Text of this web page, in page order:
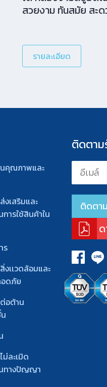
สวยงาม ทันสมัย สะ
ใช้ได้งานได้หลากหล
บรรจุถึง 600 ml สา
รายละเอียด
คุณภาพและ
งเสริมและ
ารใช้สินค้าใน
ร
งเเวดล้อมและ
ดภัย
อต้าน
ม่ละเมิด
ทางปัญญา
ติดตาม